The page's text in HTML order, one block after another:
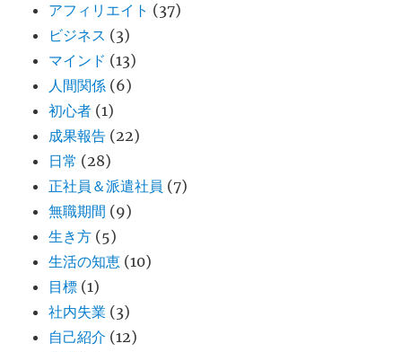
アフィリエイト (37)
ビジネス (3)
マインド (13)
人間関係 (6)
初心者 (1)
成果報告 (22)
日常 (28)
正社員＆派遣社員 (7)
無職期間 (9)
生き方 (5)
生活の知恵 (10)
目標 (1)
社内失業 (3)
自己紹介 (12)